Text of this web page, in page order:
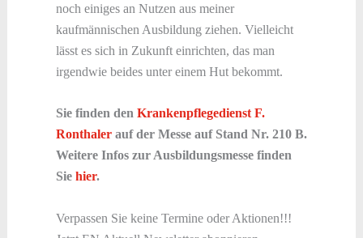
noch einiges an Nutzen aus meiner
kaufmännischen Ausbildung ziehen. Vielleicht
lässt es sich in Zukunft einrichten, das man
irgendwie beides unter einem Hut bekommt.
Sie finden den Krankenpflegedienst F.
Ronthalerauf der Messe auf Stand Nr. 210 B.
Weitere Infos zur Ausbildungsmesse finden
Sie hier.
Verpassen Sie keine Termine oder Aktionen!!!